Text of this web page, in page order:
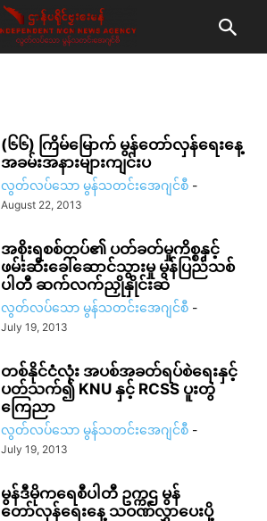
(၆၆) ကြိမ်မြောက် မွန်တော်လှန်ရေးနေ့
အခမ်းအနားများကျင်းပ
လွတ်လပ်သော မွန်သတင်းအေဂျင်စီ -
August 22, 2013
အစိုးရစစ်တပ်၏ ပတ်ခတ်မှုကိစ္စနှင့်
ဖမ်းဆီးခေါ်ဆောင်သွားမှု မွန်ပြည်သစ်
ပါတီ ဆက်လက်ညှိုနှိုင်းဆဲ
လွတ်လပ်သော မွန်သတင်းအေဂျင်စီ -
July 19, 2013
တစ်နိုင်ငံလုံး အပစ်အခတ်ရပ်စဲရေးနှင့်
ပတ်သက်၍ KNU နှင့် RCSS ပူးတွဲ
ကြေညာ
လွတ်လပ်သော မွန်သတင်းအေဂျင်စီ -
July 19, 2013
မွန်ဒီမိုကရေစီပါတီ ဥက္ကဌ မွန်
တော်လှန်ရေးနေ့ သဝဏ်လွှာပေးပို့